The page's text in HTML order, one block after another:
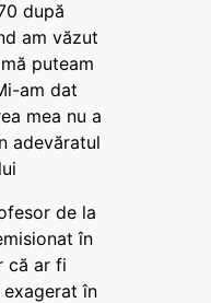
după
am văzut
puteam
am dat
mea nu a
adevăratul
de la
în
că ar fi
în